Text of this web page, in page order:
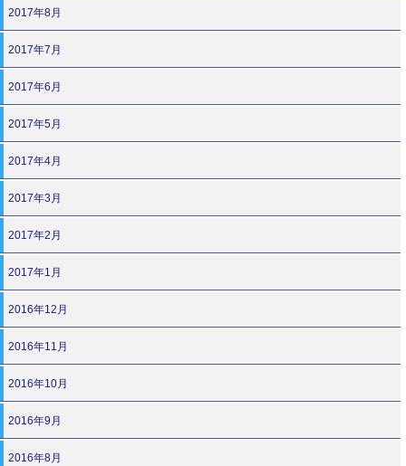
2017年8月
2017年7月
2017年6月
2017年5月
2017年4月
2017年3月
2017年2月
2017年1月
2016年12月
2016年11月
2016年10月
2016年9月
2016年8月